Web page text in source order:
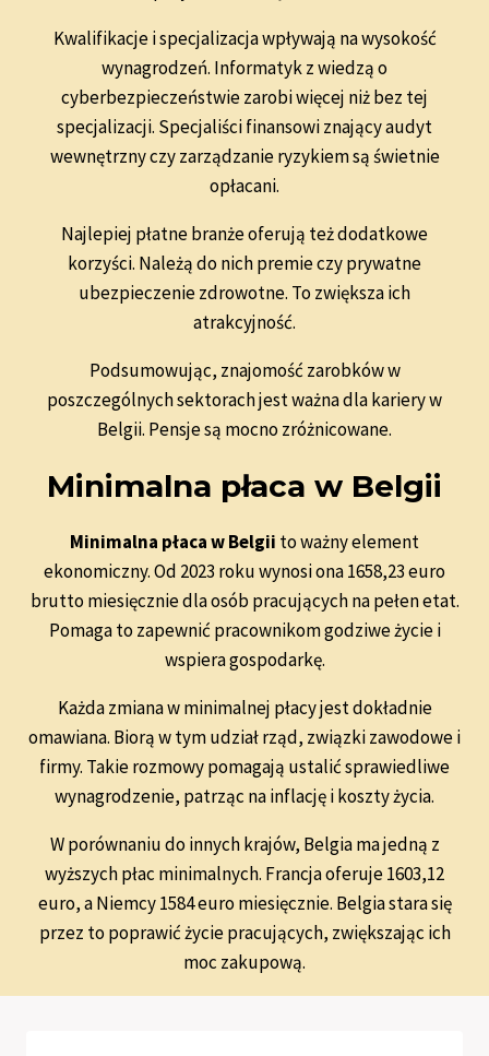
Kwalifikacje i specjalizacja wpływają na wysokość
wynagrodzeń. Informatyk z wiedzą o
cyberbezpieczeństwie zarobi więcej niż bez tej
specjalizacji. Specjaliści finansowi znający audyt
wewnętrzny czy zarządzanie ryzykiem są świetnie
opłacani.
Najlepiej płatne branże oferują też dodatkowe
korzyści. Należą do nich premie czy prywatne
ubezpieczenie zdrowotne. To zwiększa ich
atrakcyjność.
Podsumowując, znajomość zarobków w
poszczególnych sektorach jest ważna dla kariery w
Belgii. Pensje są mocno zróżnicowane.
Minimalna płaca w Belgii
Minimalna płaca w Belgii to ważny element
ekonomiczny. Od 2023 roku wynosi ona 1658,23 euro
brutto miesięcznie dla osób pracujących na pełen etat.
Pomaga to zapewnić pracownikom godziwe życie i
wspiera gospodarkę.
Każda zmiana w minimalnej płacy jest dokładnie
omawiana. Biorą w tym udział rząd, związki zawodowe i
firmy. Takie rozmowy pomagają ustalić sprawiedliwe
wynagrodzenie, patrząc na inflację i koszty życia.
W porównaniu do innych krajów, Belgia ma jedną z
wyższych płac minimalnych. Francja oferuje 1603,12
euro, a Niemcy 1584 euro miesięcznie. Belgia stara się
przez to poprawić życie pracujących, zwiększając ich
moc zakupową.